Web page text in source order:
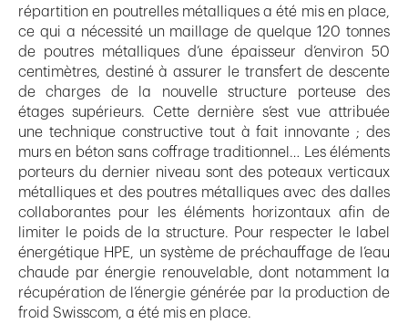
répartition en poutrelles métalliques a été mis en place,
ce qui a nécessité un maillage de quelque 120 tonnes
de poutres métalliques d’une épaisseur d’environ 50
centimètres, destiné à assurer le transfert de descente
de charges de la nouvelle structure porteuse des
étages supérieurs. Cette dernière s’est vue attribuée
une technique constructive tout à fait innovante ; des
murs en béton sans coffrage traditionnel… Les éléments
porteurs du dernier niveau sont des poteaux verticaux
métalliques et des poutres métalliques avec des dalles
collaborantes pour les éléments horizontaux afin de
limiter le poids de la structure. Pour respecter le label
énergétique HPE, un système de préchauffage de l’eau
chaude par énergie renouvelable, dont notamment la
récupération de l’énergie générée par la production de
froid Swisscom, a été mis en place.